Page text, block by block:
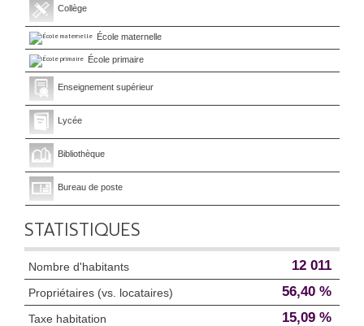
Collège
École maternelle
École primaire
Enseignement supérieur
Lycée
Bibliothèque
Bureau de poste
STATISTIQUES
Nombre d'habitants 12 011
Propriétaires (vs. locataires) 56,40 %
Taxe habitation 15,09 %